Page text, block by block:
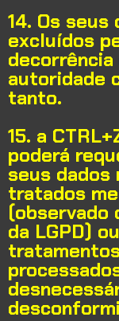
14. Os
excluídos
autoridade
tanto.
15. a
poderá
seus dados
tratados
(observado
da LGPD)